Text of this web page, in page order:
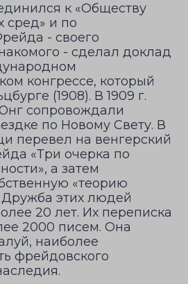
к «Обществу
сред» и по
- своего
- сделал доклад
конгрессе, который
(1908). В 1909 г.
сопровождали
по Новому Свету. В
перевел на венгерский
«Три очерка по
а затем
«теорию
Дружба этих людей
20 лет. Их переписка
2000 писем. Она
наиболее
фрейдовского